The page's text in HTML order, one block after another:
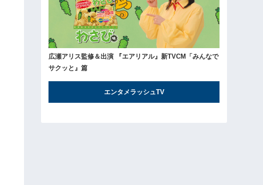
広瀬アリス監修＆出演 『エアリアル』新TVCM「みんなで
サクッと』篇
エンタメラッシュTV